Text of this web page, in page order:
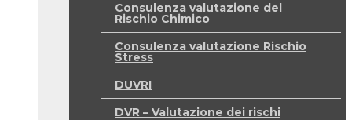
Consulenza valutazione del
Rischio Chimico
Consulenza valutazione Rischio
Stress
DUVRI
DVR – Valutazione dei rischi